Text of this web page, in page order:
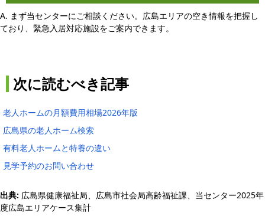
A. まず当センターにご相談ください。広島エリアの空き情報を把握し
ており、緊急入居対応施設をご案内できます。
次に読むべき記事
老人ホームの月額費用相場2026年版
広島県の老人ホーム検索
有料老人ホームと特養の違い
見学予約のお問い合わせ
出典: 広島県健康福祉局、広島市社会局高齢福祉課、当センター2025年
度広島エリアケース集計